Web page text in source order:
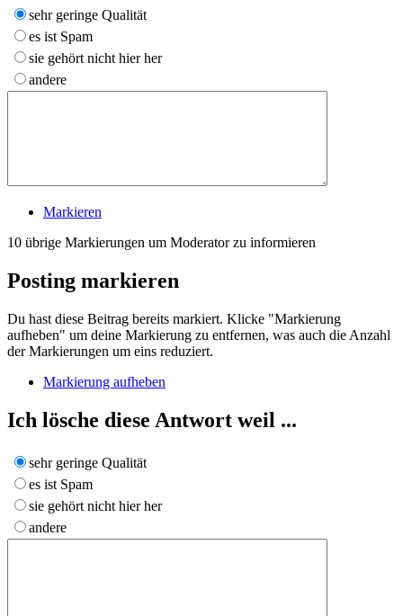
sehr geringe Qualität
es ist Spam
sie gehört nicht hier her
andere
Markieren
10 übrige Markierungen um Moderator zu informieren
Posting markieren
Du hast diese Beitrag bereits markiert. Klicke "Markierung
aufheben" um deine Markierung zu entfernen, was auch die Anzahl
der Markierungen um eins reduziert.
Markierung aufheben
Ich lösche diese Antwort weil ...
sehr geringe Qualität
es ist Spam
sie gehört nicht hier her
andere